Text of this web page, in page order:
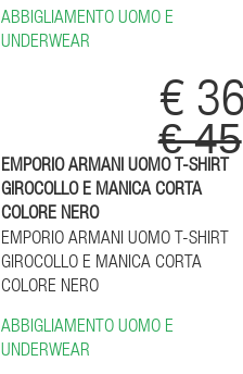
ABBIGLIAMENTO UOMO E
UNDERWEAR
€
€ 45
EMPORIO ARMANI UOMO T-SHIRT
GIROCOLLO E MANICA CORTA
COLORE NERO
EMPORIO ARMANI UOMO T-SHIRT
GIROCOLLO E MANICA CORTA
COLORE NERO
ABBIGLIAMENTO UOMO E
UNDERWEAR